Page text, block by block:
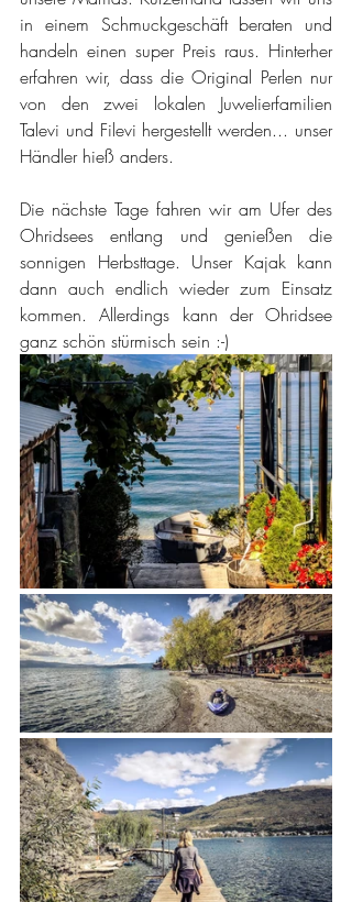
in einem Schmuckgeschäft beraten und
handeln einen super Preis raus. Hinterher
erfahren wir, dass die Original Perlen nur
von den zwei lokalen Juwelierfamilien
Talevi und Filevi hergestellt werden... unser
Händler hieß anders.
Die nächste Tage fahren wir am Ufer des
Ohridsees entlang und genießen die
sonnigen Herbsttage. Unser Kajak kann
dann auch endlich wieder zum Einsatz
kommen. Allerdings kann der Ohridsee
ganz schön stürmisch sein :-)